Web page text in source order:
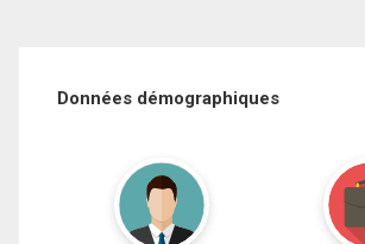
Données démographiques